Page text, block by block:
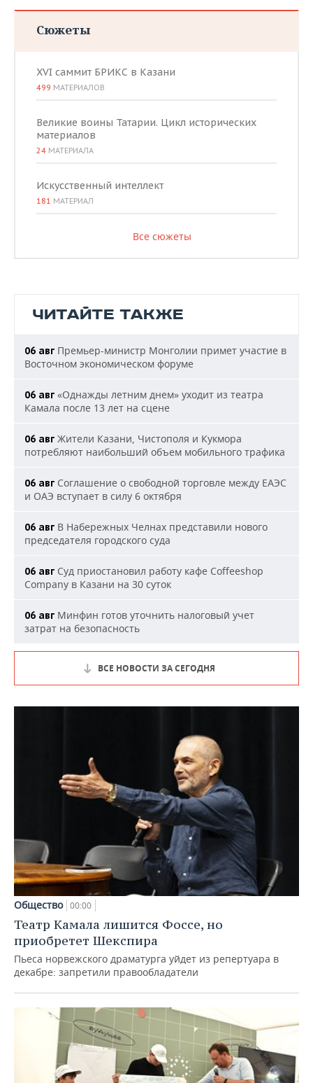
Сюжеты
XVI саммит БРИКС в Казани
499 МАТЕРИАЛОВ
Великие воины Татарии. Цикл исторических
материалов
24 МАТЕРИАЛА
Искусственный интеллект
181 МАТЕРИАЛ
Все сюжеты
ЧИТАЙТЕ ТАКЖЕ
06 авг Премьер-министр Монголии примет участие в
Восточном экономическом форуме
06 авг «Однажды летним днем» уходит из театра
Камала после 13 лет на сцене
06 авг Жители Казани, Чистополя и Кукмора
потребляют наибольший объем мобильного трафика
06 авг Соглашение о свободной торговле между ЕАЭС
и ОАЭ вступает в силу 6 октября
06 авг В Набережных Челнах представили нового
председателя городского суда
06 авг Суд приостановил работу кафе Coffeeshop
Company в Казани на 30 суток
06 авг Минфин готов уточнить налоговый учет
затрат на безопасность
ВСЕ НОВОСТИ ЗА СЕГОДНЯ
Общество 00:00
Театр Камала лишится Фоссе, но
приобретет Шекспира
Пьеса норвежского драматурга уйдет из репертуара в
декабре: запретили правообладатели